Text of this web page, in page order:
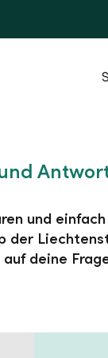
und
der
deine